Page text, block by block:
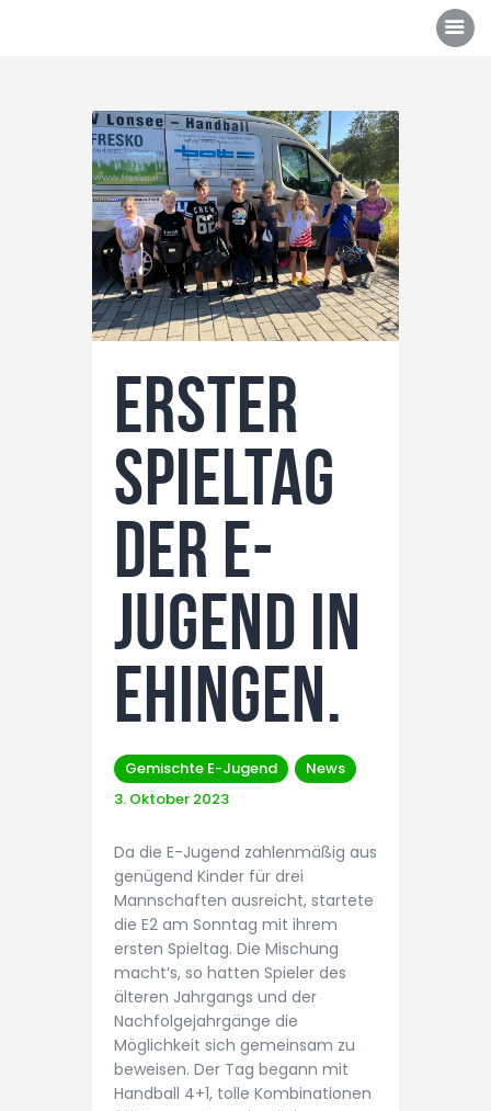
Über uns
Mannschaften
News/Events
Sponsoren
Kontakt
Gallerie
Shop
Erster
Spieltag
der E-
Jugend in
Ehingen.
Gemischte E-Jugend
News
3. Oktober 2023
Da die E-Jugend zahlenmäßig aus
genügend Kinder für drei
Mannschaften ausreicht, startete
die E2 am Sonntag mit ihrem
ersten Spieltag. Die Mischung
macht’s, so hatten Spieler des
älteren Jahrgangs und der
Nachfolgejahrgänge die
Möglichkeit sich gemeinsam zu
beweisen. Der Tag begann mit
Handball 4+1, tolle Kombinationen